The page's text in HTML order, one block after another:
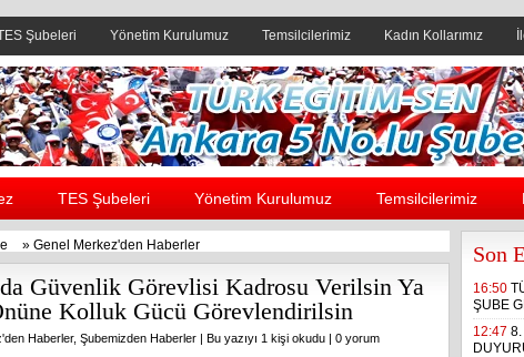
Şubeleri Yönetim Kurulumuz Temsilcilerimiz Kadın Kollarımız
Header yanı reklam alanı
TES Şubeleri Yönetim Kurulumuz Temsilcilerimiz
» Genel Merkez'den Haberler
Güvenlik Görevlisi Kadrosu Verilsin Ya
Kolluk Gücü Görevlendirilsin
Haberler, Şubemizden Haberler | Bu yazıyı 1 kişi okudu | 0 yorum
Son
16:50
ŞUBE
12:47 8.